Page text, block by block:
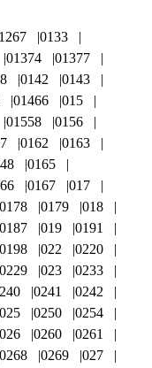
0133
01374
01377
0142
0143
01466
015
01558
0156
0162
0163
0165
0167
017
0178 0179
018
0187 019
0191
0198 022
0220
0229 023
0233
0241
0242
025 0250
0254
026 0260
0261
0268 0269 027